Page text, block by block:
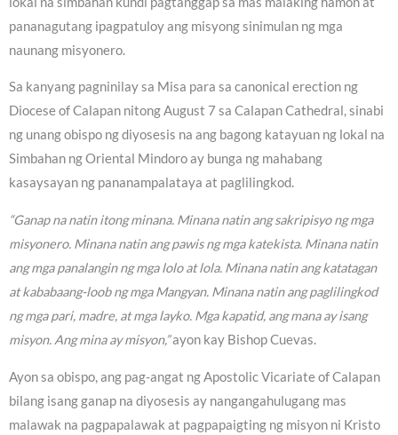
pananagutang ipagpatuloy ang misyong sinimulan ng mga
naunang misyonero.
Sa kanyang pagninilay sa Misa para sa canonical erection ng
Diocese of Calapan nitong August 7 sa Calapan Cathedral, sinabi
ng unang obispo ng diyosesis na ang bagong katayuan ng lokal na
Simbahan ng Oriental Mindoro ay bunga ng mahabang
kasaysayan ng pananampalataya at paglilingkod.
“Ganap na natin itong minana. Minana natin ang sakripisyo ng mga
misyonero. Minana natin ang pawis ng mga katekista. Minana natin
ang mga panalangin ng mga lolo at lola. Minana natin ang katatagan
at kababaang-loob ng mga Mangyan. Minana natin ang paglilingkod
ng mga pari, madre, at mga layko. Mga kapatid, ang mana ay isang
misyon. Ang mina ay misyon,”ayon kay Bishop Cuevas.
Ayon sa obispo, ang pag-angat ng Apostolic Vicariate of Calapan
bilang isang ganap na diyosesis ay nangangahulugang mas
malawak na pagpapalawak at pagpapaigting ng misyon ni Kristo